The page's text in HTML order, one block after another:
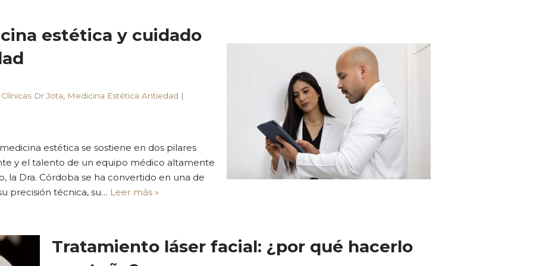
estética y cuidado
Dr Jota Medicina Estética Antiedad |
estética se sostiene en dos pilares
y el talento de un equipo médico altamente
la Dra. Córdoba se ha convertido en una de
precisión técnica, su… Leer más »
Tratamiento láser facial: ¿por qué hacerlo